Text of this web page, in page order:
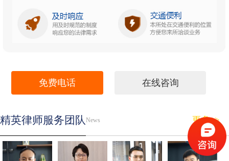
免费电话 在线咨询
精英律师服务团队 News 更多>>